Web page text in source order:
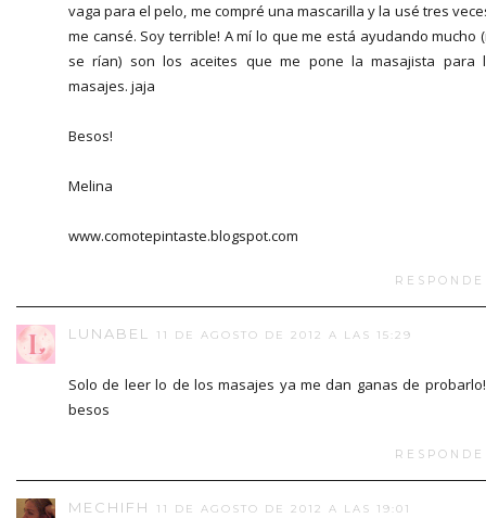
vaga para el pelo, me compré una mascarilla y la usé tres
me cansé. Soy terrible! A mí lo que me está ayudando mucho
se rían) son los aceites que me pone la masajista para
masajes. jaja
Besos!
Melina
www.comotepintaste.blogspot.com
LUNABEL 11 DE AGOSTO DE 2012 A LAS 15:29
Solo de leer lo de los masajes ya me dan ganas de
besos
MECHIFH 11 DE AGOSTO DE 2012 A LAS 19:01